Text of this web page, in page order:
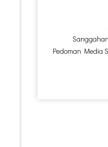
Sanggahan
Pedoman Media